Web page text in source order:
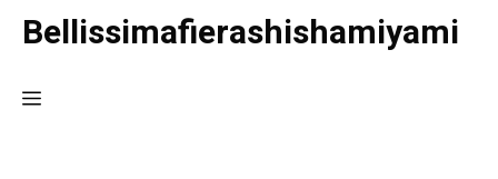
Saltar
contenido
Bellissimafierashishamiyami
Menú